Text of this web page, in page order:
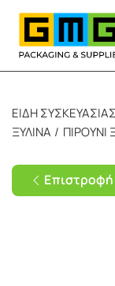
Skip to main
ΕΙΔΗ ΣΥΣΚΕΥΑΣΙΑΣ
ΞΥΛΙΝΑ
ΠΙΡΟΥΝΙ